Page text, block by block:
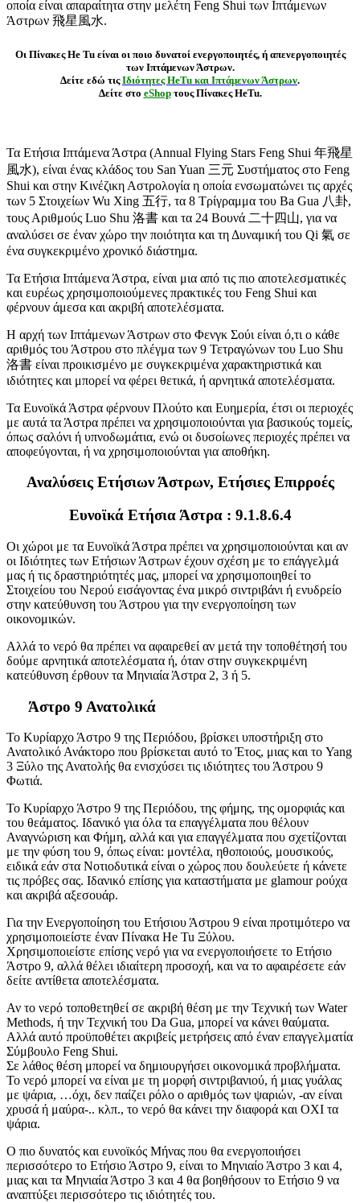
οποία είναι απαραίτητα στην μελέτη Feng Shui των Ιπτάμενων
Άστρων 飛星風水.
Οι Πίνακες He Tu είναι οι ποιο δυνατοί ενεργοποιητές, ή απενεργοποιητές
των Ιπτάμενων Άστρων.
Δείτε εδώ τιςΙδιότητες HeTu και Ιπτάμενων Άστρων.
Δείτε στο eShopτους Πίνακες HeTu.
Τα Ετήσια Ιπτάμενα Άστρα (Annual Flying Stars Feng Shui 年飛星
風水), είναι ένας κλάδος του San Yuan 三元 Συστήματος στο Feng
Shui και στην Κινέζικη Αστρολογία η οποία ενσωματώνει τις αρχές
των 5 Στοιχείων Wu Xing 五行, τα 8 Τρίγραμμα του Ba Gua 八卦,
τους Αριθμούς Luo Shu 洛書 και τα 24 Βουνά 二十四山, για να
αναλύσει σε έναν χώρο την ποιότητα και τη Δυναμική του Qi 氣 σε
ένα συγκεκριμένο χρονικό διάστημα.
Τα Ετήσια Ιπτάμενα Άστρα, είναι μια από τις πιο αποτελεσματικές
και ευρέως χρησιμοποιούμενες πρακτικές του Feng Shui και
φέρνουν άμεσα και ακριβή αποτελέσματα.
Η αρχή των Ιπτάμενων Άστρων στο Φενγκ Σούι είναι ό,τι ο κάθε
αριθμός του Άστρου στο πλέγμα των 9 Τετραγώνων του Luo Shu
洛書 είναι προικισμένο με συγκεκριμένα χαρακτηριστικά και
ιδιότητες και μπορεί να φέρει θετικά, ή αρνητικά αποτελέσματα.
Τα Ευνοϊκά Άστρα φέρνουν Πλούτο και Ευημερία, έτσι οι περιοχές
με αυτά τα Άστρα πρέπει να χρησιμοποιούνται για βασικούς τομείς,
όπως σαλόνι ή υπνοδωμάτια, ενώ οι δυσοίωνες περιοχές πρέπει να
αποφεύγονται, ή να χρησιμοποιούνται για αποθήκη.
Αναλύσεις Ετήσιων Άστρων, Ετήσιες Επιρροές
Ευνοϊκά Ετήσια Άστρα : 9.1.8.6.4
Οι χώροι με τα Ευνοϊκά Άστρα πρέπει να χρησιμοποιούνται και αν
οι Ιδιότητες των Ετήσιων Άστρων έχουν σχέση με το επάγγελμά
μας ή τις δραστηριότητές μας, μπορεί να χρησιμοποιηθεί το
Στοιχείου του Νερού εισάγοντας ένα μικρό σιντριβάνι ή ενυδρείο
στην κατεύθυνση του Άστρου για την ενεργοποίηση των
οικονομικών.
Αλλά το νερό θα πρέπει να αφαιρεθεί αν μετά την τοποθέτησή του
δούμε αρνητικά αποτελέσματα ή, όταν στην συγκεκριμένη
κατεύθυνση έρθουν τα Μηνιαία Άστρα 2, 3 ή 5.
Άστρο 9 Ανατολικά
Το Κυρίαρχο Άστρο 9 της Περιόδου, βρίσκει υποστήριξη στο
Ανατολικό Ανάκτορο που βρίσκεται αυτό το Έτος, μιας και το Yang
3 Ξύλο της Ανατολής θα ενισχύσει τις ιδιότητες του Άστρου 9
Φωτιά.
Το Κυρίαρχο Άστρο 9 της Περιόδου, της φήμης, της ομορφιάς και
του θεάματος. Ιδανικό για όλα τα επαγγέλματα που θέλουν
Αναγνώριση και Φήμη, αλλά και για επαγγέλματα που σχετίζονται
με την φύση του 9, όπως είναι: μοντέλα, ηθοποιούς, μουσικούς,
ειδικά εάν στα Νοτιοδυτικά είναι ο χώρος που δουλεύετε ή κάνετε
τις πρόβες σας. Ιδανικό επίσης για καταστήματα με glamour ρούχα
και ακριβά αξεσουάρ.
Για την Ενεργοποίηση του Ετήσιου Άστρου 9 είναι προτιμότερο να
χρησιμοποιείστε έναν Πίνακα He Tu Ξύλου.
Χρησιμοποιείστε επίσης νερό για να ενεργοποιήσετε το Ετήσιο
Άστρο 9, αλλά θέλει ιδιαίτερη προσοχή, και να το αφαιρέσετε εάν
δείτε αντίθετα αποτελέσματα.
Αν το νερό τοποθετηθεί σε ακριβή θέση με την Τεχνική των Water
Methods, ή την Τεχνική του Da Gua, μπορεί να κάνει θαύματα.
Αλλά αυτό προϋποθέτει ακριβείς μετρήσεις από έναν επαγγελματία
Σύμβουλο Feng Shui.
Σε λάθος θέση μπορεί να δημιουργήσει οικονομικά προβλήματα.
Το νερό μπορεί να είναι με τη μορφή σιντριβανιού, ή μιας γυάλας
με ψάρια, …όχι, δεν παίζει ρόλο ο αριθμός των ψαριών, -αν είναι
χρυσά ή μαύρα-.. κλπ., το νερό θα κάνει την διαφορά και ΟΧΙ τα
ψάρια.
Ο πιο δυνατός και ευνοϊκός Μήνας που θα ενεργοποιήσει
περισσότερο το Ετήσιο Άστρο 9, είναι το Μηνιαίο Άστρο 3 και 4,
μιας και τα Μηνιαία Άστρο 3 και 4 θα βοηθήσουν το Ετήσιο 9 να
αναπτύξει περισσότερο τις ιδιότητές του.